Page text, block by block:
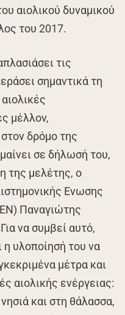
αιολικού δυναμικού
του 2017.
τις
σημαντικά τη
μέλλον,
δρόμο της
σε δήλωσή του,
της μελέτης, ο
Ενωσης
Παναγιώτης
να συμβεί αυτό,
η υλοποίησή του να
μέτρα και
αιολικής ενέργειας:
και στη θάλασσα,